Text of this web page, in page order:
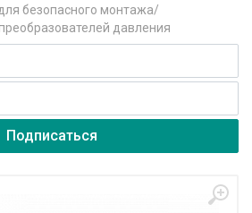
безопасного монтажа/
давления
Подписаться